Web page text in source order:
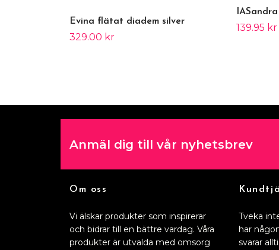
Evina flätat diadem silver
329.00 kr
139.95 kr
Anmäl dig till vår nyhetsbrev
Om oss
Vi älskar produkter som inspirerar
och bidrar till en bättre vardag. Våra
produkter är utvalda med omsorg
Tveka
har
svarar